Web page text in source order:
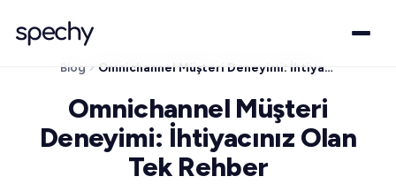
Blog Omnichannel Müşteri Deneyimi: İhtiyacınız Olan Tek Rehber
Omnichannel Müşteri
Deneyimi: İhtiyacınız Olan
Tek Rehber